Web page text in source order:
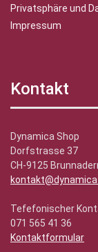
Privatsphäre und
Impressum
Kontakt
Dynamica Shop
Dorfstrasse 37
CH-9125
Tefefonischer
071 565 41 36
Kontaktformular